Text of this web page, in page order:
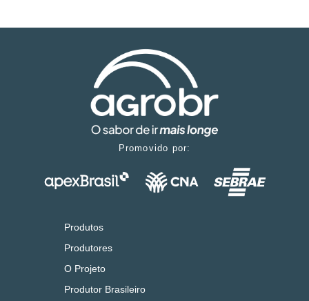
Promovido por:
Produtos
Produtores
O Projeto
Produtor Brasileiro